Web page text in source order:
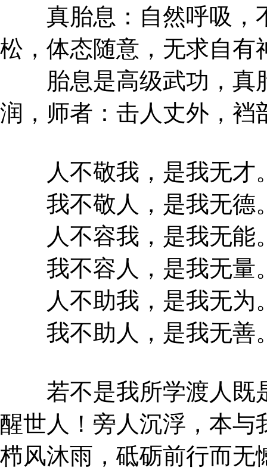
真胎息：自然呼吸，
松，体态随意，无求自有
胎息是高级武功，真
润，师者：击人丈外，裆
人不敬我，是我无才
我不敬人，是我无德
人不容我，是我无能
我不容人，是我无量
人不助我，是我无为
我不助人，是我无善
若不是我所学渡人既
醒世人！旁人沉浮，本与
栉风沐雨，砥砺前行而无